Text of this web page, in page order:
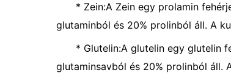
* Zein:A Zein egy prolamin
glutaminból és 20% prolinból áll. A
* Glutelin:A glutelin egy glutelin
glutaminsavból és 20% prolinból áll.